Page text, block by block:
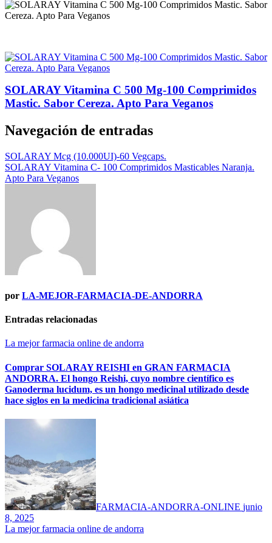
SOLARAYVitamina C 500 Mg-100 Comprimidos
Mastic. Sabor Cereza. Apto Para Veganos
Navegación de entradas
SOLARAY Mcg (10.000UI)-60 Vegcaps.
SOLARAY Vitamina C- 100 Comprimidos Masticables Naranja.
Apto Para Veganos
por LA-MEJOR-FARMACIA-DE-ANDORRA
Entradas relacionadas
La mejor farmacia online de andorra
Comprar SOLARAY REISHI en GRAN FARMACIA
ANDORRA. El hongo Reishi, cuyo nombre científico es
Ganoderma lucidum, es un hongo medicinal utilizado desde
hace siglos en la medicina tradicional asiática
FARMACIA-ANDORRA-ONLINE junio
8, 2025
La mejor farmacia online de andorra